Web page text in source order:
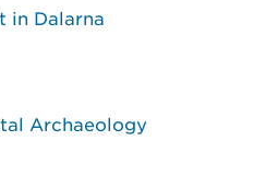
in Dalarna
Archaeology